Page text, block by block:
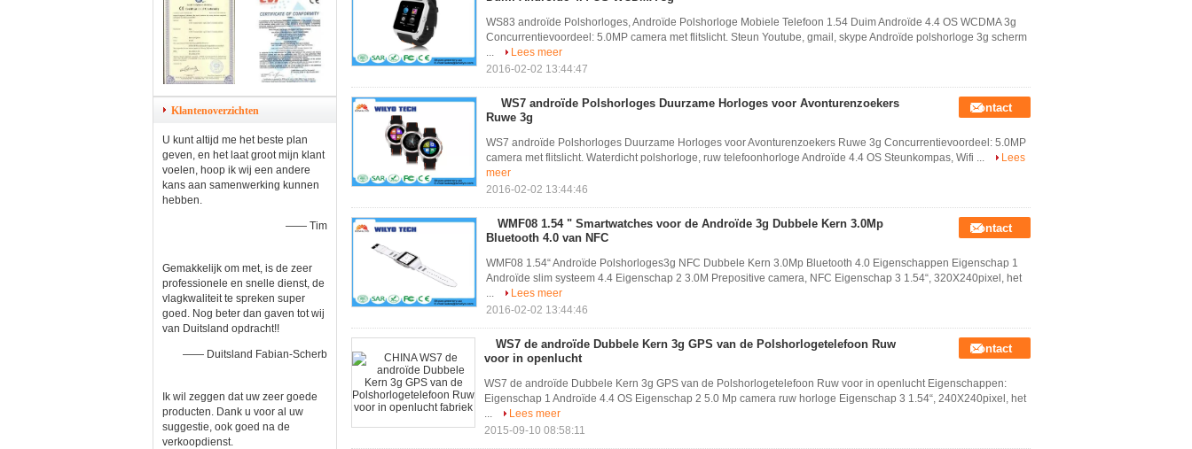
Klantenoverzichten
U kunt altijd me het beste plan
geven, en het laat groot mijn klant
voelen, hoop ik wij een andere
kans aan samenwerking kunnen
hebben.
—— Tim
Gemakkelijk om met, is de zeer
professionele en snelle dienst, de
vlagkwaliteit te spreken super
goed. Nog beter dan gaven tot wij
van Duitsland opdracht!!
—— Duitsland Fabian-Scherb
Ik wil zeggen dat uw zeer goede
producten. Dank u voor al uw
suggestie, ook goed na de
verkoopdienst.
WS83 androïde Polshorloges, Androïde Polshorloge Mobiele Telefoon 1.54 Duim Androïde 4.4 OS WCDMA 3g
Concurrentievoordeel: 5.0MP camera met flitslicht. Steun Youtube, gmail, skype Androïde polshorloge 3g scherm
...
Lees meer
2016-02-02 13:44:47
WS7 androïde Polshorloges Duurzame Horloges voor Avonturenzoekers
Ruwe 3g
Contact
WS7 androïde Polshorloges Duurzame Horloges voor Avonturenzoekers Ruwe 3g Concurrentievoordeel: 5.0MP
camera met flitslicht. Waterdicht polshorloge, ruw telefoonhorloge Androïde 4.4 OS Steunkompas, Wifi ...
Lees
meer
2016-02-02 13:44:46
WMF08 1.54 " Smartwatches voor de Androïde 3g Dubbele Kern 3.0Mp
Bluetooth 4.0 van NFC
Contact
WMF08 1.54“ Androïde Polshorloges3g NFC Dubbele Kern 3.0Mp Bluetooth 4.0 Eigenschappen Eigenschap 1
Androïde slim systeem 4.4 Eigenschap 2 3.0M Prepositive camera, NFC Eigenschap 3 1.54“, 320X240pixel, het
...
Lees meer
2016-02-02 13:44:46
WS7 de androïde Dubbele Kern 3g GPS van de Polshorlogetelefoon Ruw
voor in openlucht
Contact
WS7 de androïde Dubbele Kern 3g GPS van de Polshorlogetelefoon Ruw voor in openlucht Eigenschappen:
Eigenschap 1 Androïde 4.4 OS Eigenschap 2 5.0 Mp camera ruw horloge Eigenschap 3 1.54“, 240X240pixel, het
...
Lees meer
2015-09-10 08:58:11